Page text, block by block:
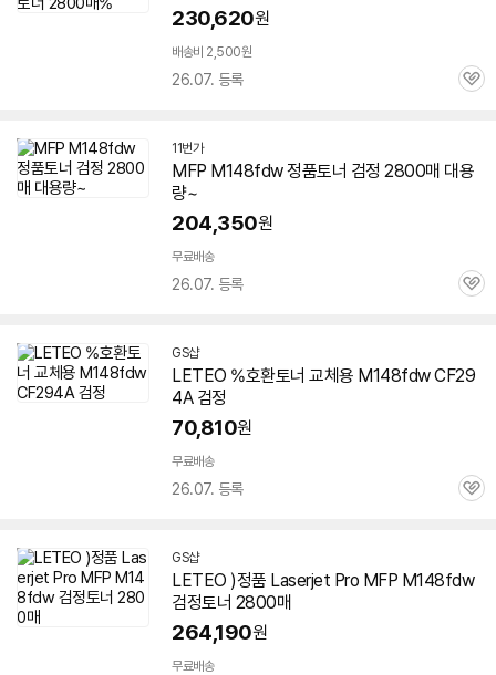
230,620원
배송비 2,500원
26.07. 등록
관
11번가
MFP M148fdw 정품토너 검정 2800매 대용
량~
204,350원
무료배송
26.07. 등록
관
GS샵
LETEO %호환토너 교체용 M148fdw CF29
4A 검정
70,810원
무료배송
26.07. 등록
관
GS샵
LETEO )정품 Laserjet Pro MFP M148fdw
검정토너 2800매
264,190원
무료배송